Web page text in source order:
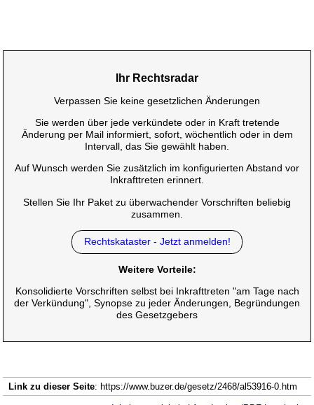
Ihr Rechtsradar
Verpassen Sie keine gesetzlichen Änderungen
Sie werden über jede verkündete oder in Kraft tretende
Änderung per Mail informiert, sofort, wöchentlich oder in dem
Intervall, das Sie gewählt haben.
Auf Wunsch werden Sie zusätzlich im konfigurierten Abstand vor
Inkrafttreten erinnert.
Stellen Sie Ihr Paket zu überwachender Vorschriften beliebig
zusammen.
Rechtskataster - Jetzt anmelden!
Weitere Vorteile:
Konsolidierte Vorschriften selbst bei Inkrafttreten "am Tage nach
der Verkündung", Synopse zu jeder Änderungen, Begründungen
des Gesetzgebers
Link zu dieser Seite: https://www.buzer.de/gesetz/2468/al53916-0.htm